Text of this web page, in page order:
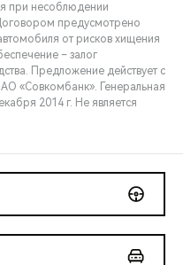
при несоблюдении
предусмотрено
от рисков хищения
– залог
Предложение действует с
«Совкомбанк». Генеральная
2014 г. Не является